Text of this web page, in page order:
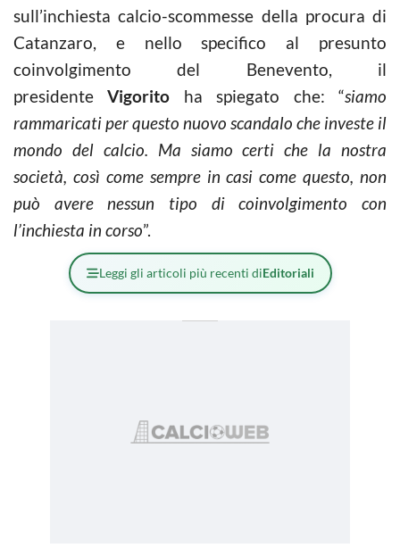
sull’inchiesta calcio-scommesse della procura di
Catanzaro, e nello specifico al presunto
coinvolgimento del Benevento, il
presidenteVigorito ha spiegato che: “siamo
rammaricati per questo nuovo scandalo che investe il
mondo del calcio. Ma siamo certi che la nostra
società, così come sempre in casi come questo, non
può avere nessun tipo di coinvolgimento con
l’inchiesta in corso”.
Leggi gli articoli più recenti diEditoriali